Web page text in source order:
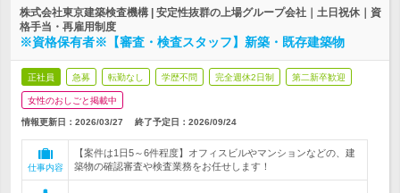
株式会社東京建築検査機構 | 安定性抜群の上場グループ会社｜土日祝休｜資
格手当・再雇用制度
※資格保有者※【審査・検査スタッフ】新築・既存建築物
正社員 急募 転勤なし 学歴不問 完全週休2日制 第二新卒歓迎
女性のおしごと掲載中
情報更新日：2026/03/27 終了予定日： 2026/09/24
仕事内容
【案件は1日5～6件程度】オフィスビルやマンションなどの、建
築物の確認審査や検査業務をお任せします！